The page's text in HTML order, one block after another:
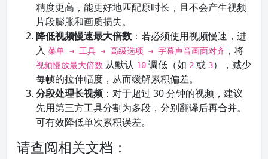
精度更高，能更好地匹配原时长，且不会产生视频
片段膨胀和画质损失。
降低视频慢速最大倍数 ：若必须使用视频慢速，进
入 菜单 → 工具 → 高级选项 → 字幕声音画面对齐 ，将
视频慢放最大倍数 从默认 10 调低（如 2 或 3），减少
每帧的拉伸幅度，从而缓解累积偏差。
分段处理长视频 ：对于超过 30 分钟的视频，建议
先用第三方工具分割为多段，分别翻译后再合并。
可有效降低单次累积误差。
请查阅相关文档：